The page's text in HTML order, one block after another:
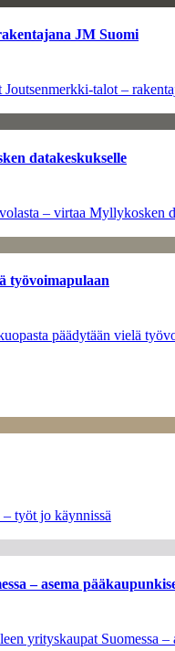
JM Suomi
talot –
datakeskukselle
– virtaa Myllykosken
työvoimapulaan
päädytään vielä
työt jo käynnissä
– asema
yrityskaupat Suomessa –